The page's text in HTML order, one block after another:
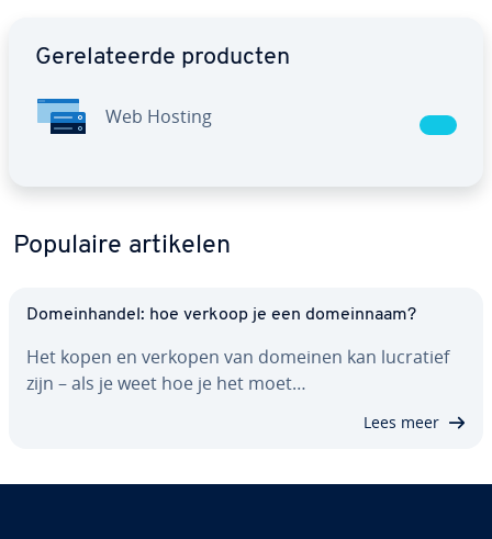
Ge­re­la­teer­de producten
Web Hosting
Populaire artikelen
Do­mein­han­del: hoe verkoop je een do­mein­naam?
Het kopen en verkopen van domeinen kan lucratief
zijn – als je weet hoe je het moet…
Lees meer